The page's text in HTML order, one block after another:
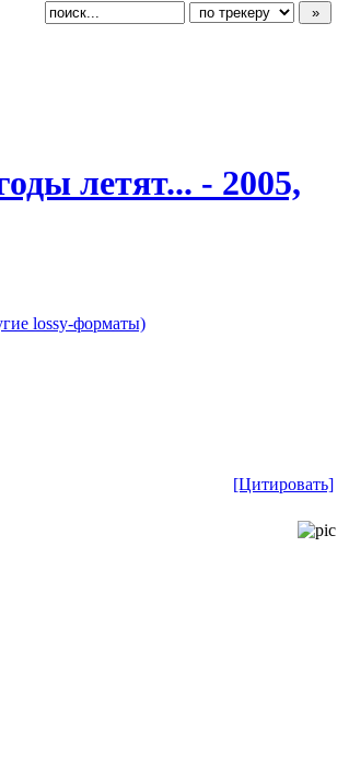
летят... - 2005,
lossy-форматы)
[Цитировать]